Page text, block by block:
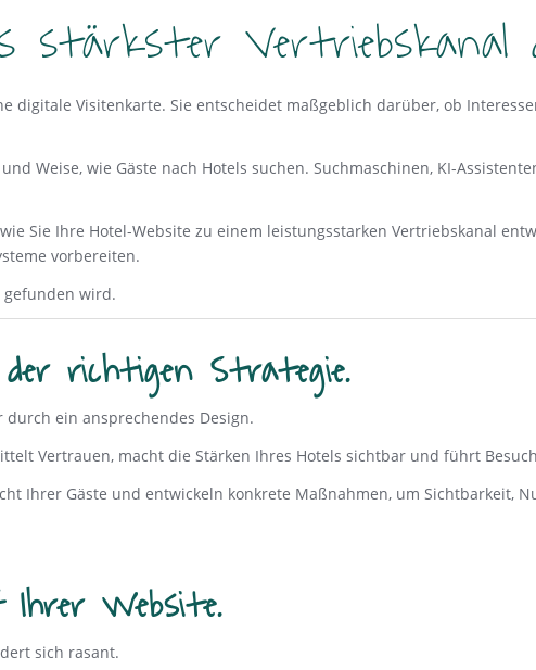
stärkster
digitale Visitenkarte. Sie entscheidet maßgeblich darüber, ob
Weise, wie Gäste nach Hotels suchen. Suchmaschinen, KI-
Sie Ihre Hotel-Website zu einem leistungsstarken Vertriebskanal
vorbereiten.
gefunden wird.
richtigen Strategie.
ein ansprechendes Design.
Vertrauen, macht die Stärken Ihres Hotels sichtbar und führt
Ihrer Gäste und entwickeln konkrete Maßnahmen, um Sichtbarkeit,
Website.
sich rasant.